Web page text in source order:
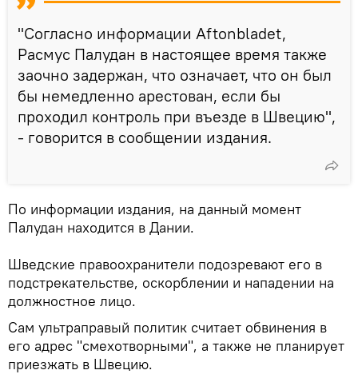
"Согласно информации Aftonbladet,
Расмус Палудан в настоящее время также
заочно задержан, что означает, что он был
бы немедленно арестован, если бы
проходил контроль при въезде в Швецию",
- говорится в сообщении издания.
По информации издания, на данный момент
Палудан находится в Дании.
Шведские правоохранители подозревают его в
подстрекательстве, оскорблении и нападении на
должностное лицо.
Сам ультраправый политик считает обвинения в
его адрес "смехотворными", а также не планирует
приезжать в Швецию.